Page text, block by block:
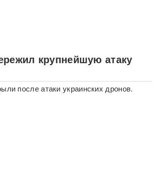
крупнейшую атаку
после атаки украинских дронов.